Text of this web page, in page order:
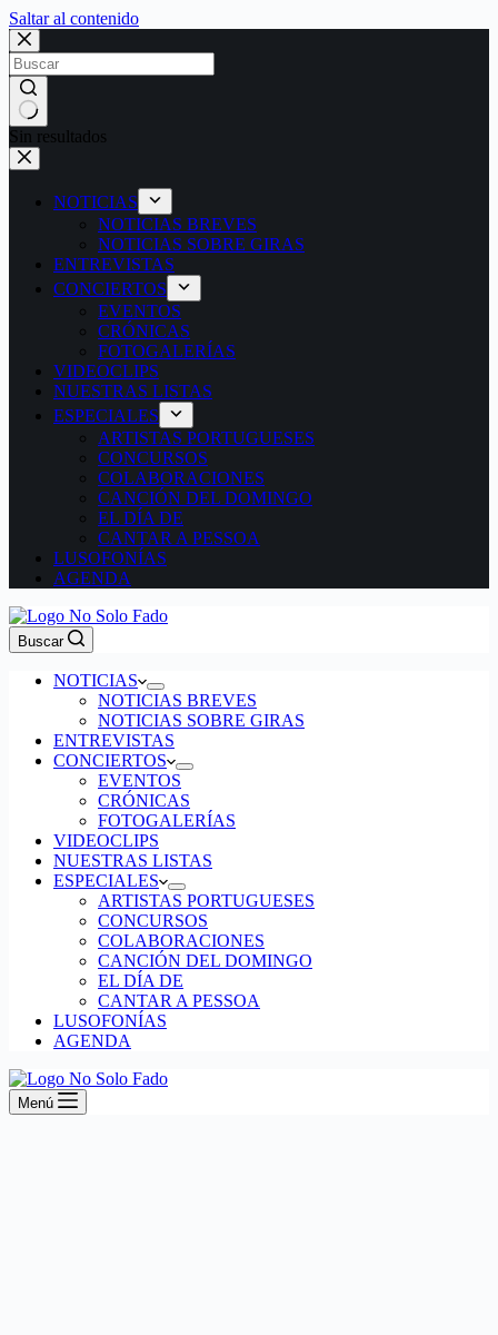
Saltar al contenido
Sin resultados
NOTICIAS
NOTICIAS BREVES
NOTICIAS SOBRE GIRAS
ENTREVISTAS
CONCIERTOS
EVENTOS
CRÓNICAS
FOTOGALERÍAS
VIDEOCLIPS
NUESTRAS LISTAS
ESPECIALES
ARTISTAS PORTUGUESES
CONCURSOS
COLABORACIONES
CANCIÓN DEL DOMINGO
EL DÍA DE
CANTAR A PESSOA
LUSOFONÍAS
AGENDA
Buscar
NOTICIAS
NOTICIAS BREVES
NOTICIAS SOBRE GIRAS
ENTREVISTAS
CONCIERTOS
EVENTOS
CRÓNICAS
FOTOGALERÍAS
VIDEOCLIPS
NUESTRAS LISTAS
ESPECIALES
ARTISTAS PORTUGUESES
CONCURSOS
COLABORACIONES
CANCIÓN DEL DOMINGO
EL DÍA DE
CANTAR A PESSOA
LUSOFONÍAS
AGENDA
Menú